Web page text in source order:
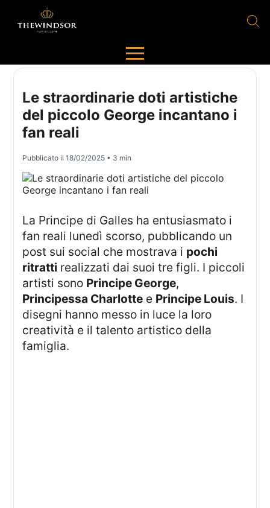
Le straordinarie doti artistiche
del piccolo George incantano i
fan reali
Pubblicato il18/02/2025 • 3 min
La Principe di Galles ha entusiasmato i
fan reali lunedì scorso, pubblicando un
post sui social che mostrava i pochi
ritratti realizzati dai suoi tre figli. I piccoli
artisti sono Principe George,
Principessa Charlotte e Principe Louis. I
disegni hanno messo in luce la loro
creatività e il talento artistico della
famiglia.